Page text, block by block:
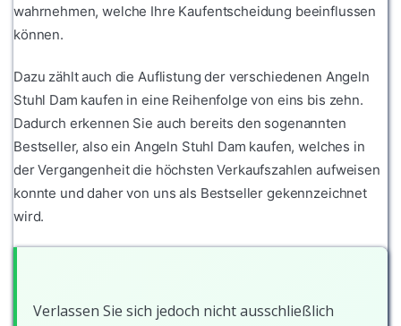
wahrnehmen, welche Ihre Kaufentscheidung beeinflussen
können.
Dazu zählt auch die Auflistung der verschiedenen Angeln
Stuhl Dam kaufen in eine Reihenfolge von eins bis zehn.
Dadurch erkennen Sie auch bereits den sogenannten
Bestseller, also ein Angeln Stuhl Dam kaufen, welches in
der Vergangenheit die höchsten Verkaufszahlen aufweisen
konnte und daher von uns als Bestseller gekennzeichnet
wird.
Verlassen Sie sich jedoch nicht ausschließlich